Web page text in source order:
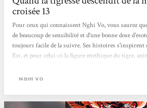
croisée 13
Pour ceux qui connaissent Nghi Vo, vous saurez
de beaucoup de sensibilité et d'une bonne dose
toujours facile de la suivre. Ses histoires
Est, et pour celui-ci la figure mythique du tigre,
accepté de simplement se laisser porter par le récit
en une, celle de l'adelphe Chi qui, pourchassée par
NGHI VO